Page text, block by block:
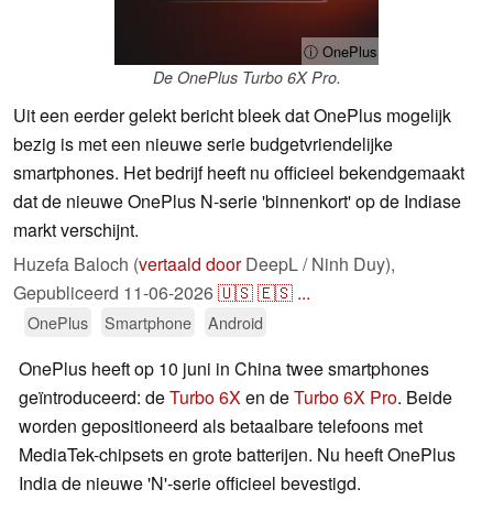
ⓘ OnePlus
De OnePlus Turbo 6X Pro.
Uit een eerder gelekt bericht bleek dat OnePlus mogelijk
bezig is met een nieuwe serie budgetvriendelijke
smartphones. Het bedrijf heeft nu officieel bekendgemaakt
dat de nieuwe OnePlus N-serie 'binnenkort' op de Indiase
markt verschijnt.
Huzefa Baloch (vertaald doorDeepL / Ninh Duy),
Gepubliceerd 11-06-2026🇺🇸🇪🇸 ...
OnePlus Smartphone Android
OnePlus heeft op 10 juni in China twee smartphones
geïntroduceerd: deTurbo 6Xen deTurbo 6X Pro. Beide
worden gepositioneerd als betaalbare telefoons met
MediaTek-chipsets en grote batterijen. Nu heeft OnePlus
India de nieuwe 'N'-serie officieel bevestigd.